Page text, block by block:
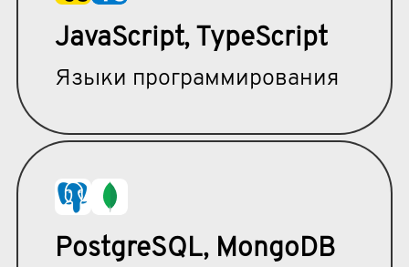
JavaScript, TypeScript
Языки программирования
PostgreSQL, MongoDB